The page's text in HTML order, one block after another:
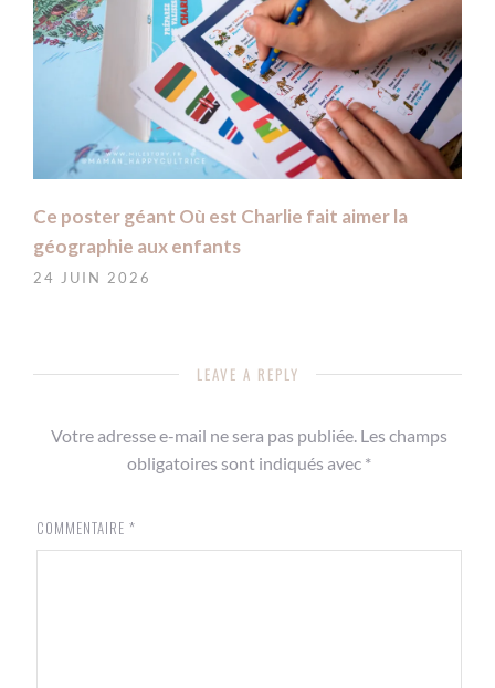
Ce poster géant Où est Charlie fait aimer la
géographie aux enfants
24 JUIN 2026
LEAVE A REPLY
Votre adresse e-mail ne sera pas publiée. Les champs
obligatoires sont indiqués avec *
COMMENTAIRE *